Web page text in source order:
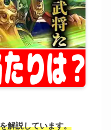
解説しています。